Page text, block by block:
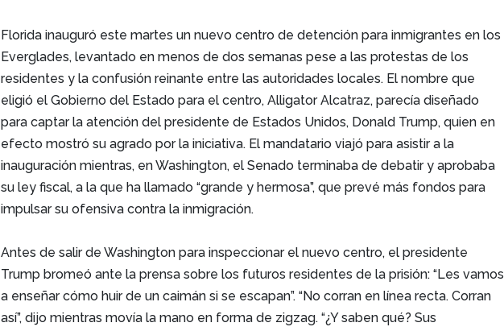
Florida inauguró este martes un nuevo centro de detención para inmigrantes en los
Everglades, levantado en menos de dos semanas pese a las protestas de los
residentes y la confusión reinante entre las autoridades locales. El nombre que
eligió el Gobierno del Estado para el centro, Alligator Alcatraz, parecía diseñado
para captar la atención del presidente de Estados Unidos, Donald Trump, quien en
efecto mostró su agrado por la iniciativa. El mandatario viajó para asistir a la
inauguración mientras, en Washington, el Senado terminaba de debatir y aprobaba
su ley fiscal, a la que ha llamado “grande y hermosa”, que prevé más fondos para
impulsar su ofensiva contra la inmigración.
Antes de salir de Washington para inspeccionar el nuevo centro, el presidente
Trump bromeó ante la prensa sobre los futuros residentes de la prisión: “Les vamos
a enseñar cómo huir de un caimán si se escapan”. “No corran en línea recta. Corran
así”, dijo mientras movía la mano en forma de zigzag. “¿Y saben qué? Sus